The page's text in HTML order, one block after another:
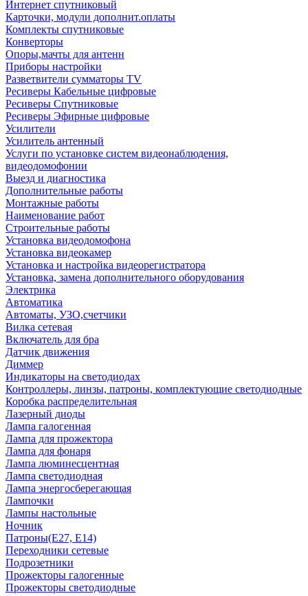
Интернет спутниковый
Карточки, модули дополнит.оплаты
Комплекты спутниковые
Конверторы
Опоры,мачты для антенн
Приборы настройки
Разветвители сумматоры TV
Ресиверы Кабельные цифровые
Ресиверы Спутниковые
Ресиверы Эфирные цифровые
Усилители
Усилитель антенный
Услуги по установке систем видеонаблюдения,
видеодомофонии
Выезд и диагностика
Дополнительные работы
Монтажные работы
Наименование работ
Строительные работы
Установка видеодомофона
Установка видеокамер
Установка и настройка видеорегистратора
Установка, замена дополнительного оборудования
Электрика
Автоматика
Автоматы, УЗО,счетчики
Вилка сетевая
Включатель для бра
Датчик движения
Диммер
Индикаторы на светодиодах
Контроллеры, линзы, патроны, комплектующие светодиодные
Коробка распределительная
Лазерный диоды
Лампа галогенная
Лампа для прожектора
Лампа для фонаря
Лампа люминесцентная
Лампа светодиодная
Лампа энергосберегающая
Лампочки
Лампы настольные
Ночник
Патроны(Е27, Е14)
Переходники сетевые
Подрозетники
Прожекторы галогенные
Прожекторы светодиодные